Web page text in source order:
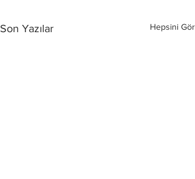
Son Yazılar Hepsini Gör